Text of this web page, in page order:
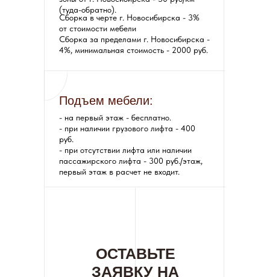
(туда-обратно).
- на первый этаж - бесплатно.
- при наличии грузового лифта - 400
руб.
- при отсутствии лифта или наличии
пассажирского лифта - 300 руб./этаж,
первый этаж в расчет не входит.
Сборка в черте г. Новосибирска - 3%
от стоимости мебели
Сборка за пределами г. Новосибирска -
4%, минимальная стоимость - 2000 руб.
Подъем мебели:
ОСТАВЬТЕ
ЗАЯВКУ НА